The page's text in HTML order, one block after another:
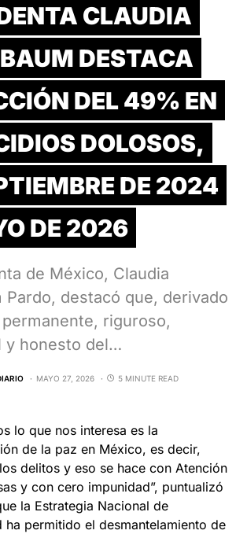
CLAUDIA
DESTACA
DEL 49% EN
DOLOSOS,
DE 2024
DE 2026
de México, Claudia
Pardo, destacó que, derivado
riguroso,
y honesto del…
MAYO 27, 2026 5 MINUTE READ
lo que nos interesa es la
de la paz en México, es decir,
delitos y eso se hace con Atención
y con cero impunidad”, puntualizó
la Estrategia Nacional de
ha permitido el desmantelamiento de